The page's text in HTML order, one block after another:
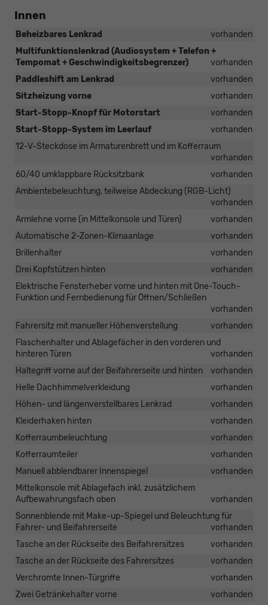
Innen
Beheizbares Lenkrad
vorhanden
Multifunktionslenkrad (Audiosystem + Telefon +
Tempomat + Geschwindigkeitsbegrenzer)
vorhanden
Paddleshift am Lenkrad
vorhanden
Sitzheizung vorne
vorhanden
Start-Stopp-Knopf für Motorstart
vorhanden
Start-Stopp-System im Leerlauf
vorhanden
12-V-Steckdose im Armaturenbrett und im Kofferraum
vorhanden
60/40 umklappbare Rücksitzbank
vorhanden
Ambientebeleuchtung, teilweise Abdeckung (RGB-Licht)
vorhanden
Armlehne vorne (in Mittelkonsole und Türen)
vorhanden
Automatische 2-Zonen-Klimaanlage
vorhanden
Brillenhalter
vorhanden
Drei Kopfstützen hinten
vorhanden
Elektrische Fensterheber vorne und hinten mit One-Touch-
Funktion und Fernbedienung für Öffnen/Schließen
vorhanden
Fahrersitz mit manueller Höhenverstellung
vorhanden
Flaschenhalter und Ablagefächer in den vorderen und
hinteren Türen
vorhanden
Haltegriff vorne auf der Beifahrerseite und hinten
vorhanden
Helle Dachhimmelverkleidung
vorhanden
Höhen- und längenverstellbares Lenkrad
vorhanden
Kleiderhaken hinten
vorhanden
Kofferraumbeleuchtung
vorhanden
Kofferraumteiler
vorhanden
Manuell abblendbarer Innenspiegel
vorhanden
Mittelkonsole mit Ablagefach inkl. zusätzlichem
Aufbewahrungsfach oben
vorhanden
Sonnenblende mit Make-up-Spiegel und Beleuchtung für
Fahrer- und Beifahrerseite
vorhanden
Tasche an der Rückseite des Beifahrersitzes
vorhanden
Tasche an der Rückseite des Fahrersitzes
vorhanden
Verchromte Innen-Türgriffe
vorhanden
Zwei Getränkehalter vorne
vorhanden